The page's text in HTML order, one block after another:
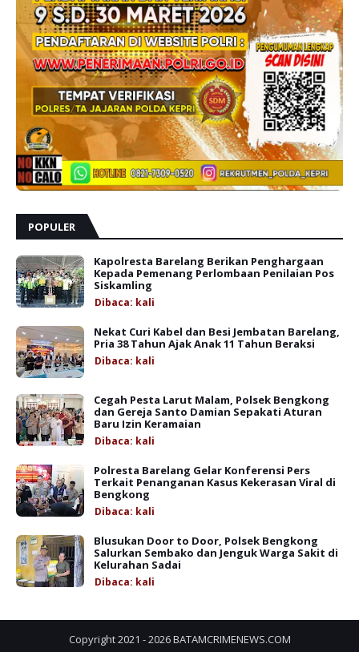
POPULER
Kapolresta Barelang Berikan Penghargaan
Kepada Pemenang Perlombaan Penilaian Pos
Siskamling
Dibaca: kali
Nekat Curi Kabel dan Besi Jembatan Barelang,
Pria 38 Tahun Ajak Anak 11 Tahun Beraksi
Dibaca: kali
Cegah Pesta Larut Malam, Polsek Bengkong
dan Gereja Santo Damian Sepakati Aturan
Baru Izin Keramaian
Dibaca: kali
Polresta Barelang Gelar Konferensi Pers
Terkait Penanganan Kasus Kekerasan Viral di
Bengkong
Dibaca: kali
Blusukan Door to Door, Polsek Bengkong
Salurkan Sembako dan Jenguk Warga Sakit di
Kelurahan Sadai
Dibaca: kali
Copyright 2021 -2026BATAMCRIMENEWS.COM